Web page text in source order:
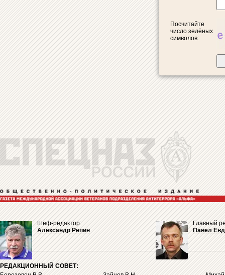
Посчитайте
число зелёных
символов:
Шеф-редактор:
Александр Репин
Главный
Павел
РЕДАКЦИОННЫЙ СОВЕТ: